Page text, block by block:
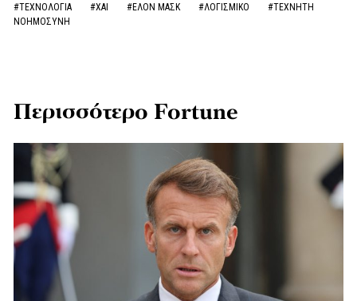
#ΤΕΧΝΟΛΟΓΙΑ #XAI #ΕΛΟΝ ΜΑΣΚ #ΛΟΓΙΣΜΙΚΟ
#ΤΕΧΝΗΤΗ
ΝΟΗΜΟΣΥΝΗ
Περισσότερο Fortune